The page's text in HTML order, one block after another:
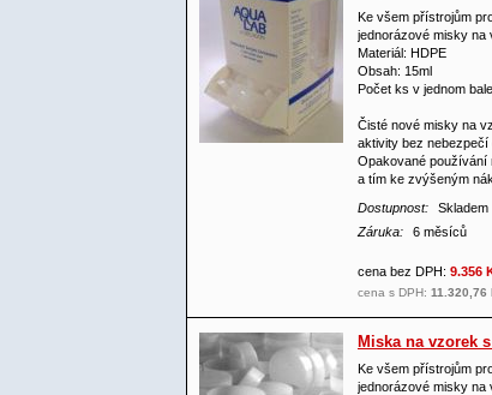
Ke všem přístrojům
jednorázové misky na
Materiál: HDPE
Obsah: 15ml
Počet ks v jednom
Čisté nové misky na
aktivity bez
Opakované používání
a tím ke zvýšeným
Dostupnost:
Skladem
Záruka:
6 měsíců
cena bez DPH: 9.356
cena s DPH: 11.320,76
Miska na vzorek
Ke všem přístrojům
jednorázové misky na